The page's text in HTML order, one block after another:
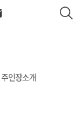
주인장소개